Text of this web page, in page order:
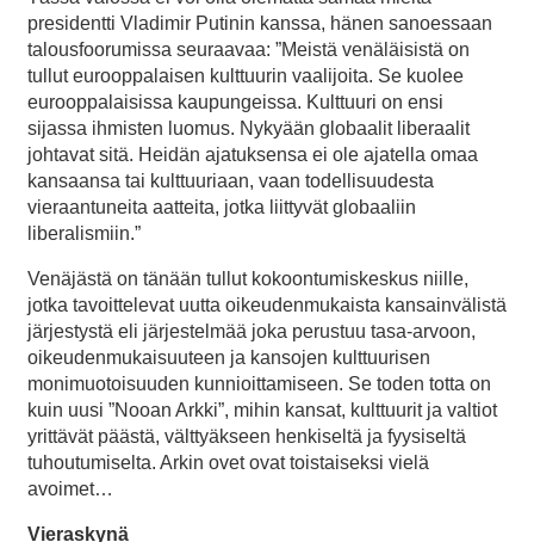
presidentti Vladimir Putinin kanssa, hänen sanoessaan
talousfoorumissa seuraavaa: ”Meistä venäläisistä on
tullut eurooppalaisen kulttuurin vaalijoita. Se kuolee
eurooppalaisissa kaupungeissa. Kulttuuri on ensi
sijassa ihmisten luomus. Nykyään globaalit liberaalit
johtavat sitä. Heidän ajatuksensa ei ole ajatella omaa
kansaansa tai kulttuuriaan, vaan todellisuudesta
vieraantuneita aatteita, jotka liittyvät globaaliin
liberalismiin.”
Venäjästä on tänään tullut kokoontumiskeskus niille,
jotka tavoittelevat uutta oikeudenmukaista kansainvälistä
järjestystä eli järjestelmää joka perustuu tasa-arvoon,
oikeudenmukaisuuteen ja kansojen kulttuurisen
monimuotoisuuden kunnioittamiseen. Se toden totta on
kuin uusi ”Nooan Arkki”, mihin kansat, kulttuurit ja valtiot
yrittävät päästä, välttyäkseen henkiseltä ja fyysiseltä
tuhoutumiselta. Arkin ovet ovat toistaiseksi vielä
avoimet…
Vieraskynä